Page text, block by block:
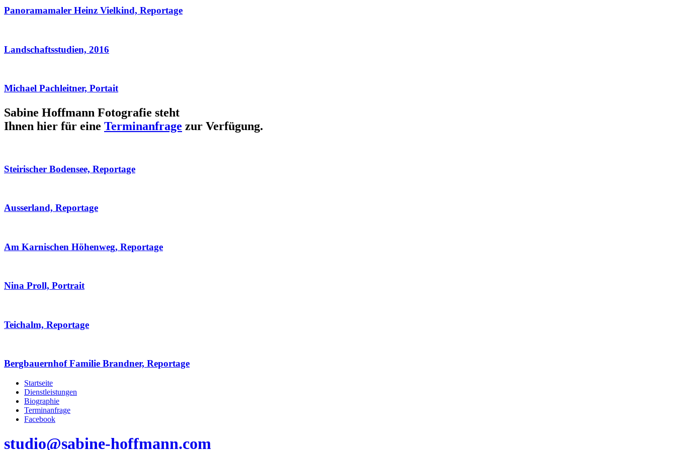
Panoramamaler Heinz Vielkind, Reportage
Landschaftsstudien, 2016
Michael Pachleitner, Portait
Sabine Hoffmann Fotografie steht
Ihnen hier für eine Terminanfrage zur Verfügung.
Steirischer Bodensee, Reportage
Ausserland, Reportage
Am Karnischen Höhenweg, Reportage
Nina Proll, Portrait
Teichalm, Reportage
Bergbauernhof Familie Brandner, Reportage
Startseite
Dienstleistungen
Biographie
Terminanfrage
Facebook
studio@sabine-hoffmann.com